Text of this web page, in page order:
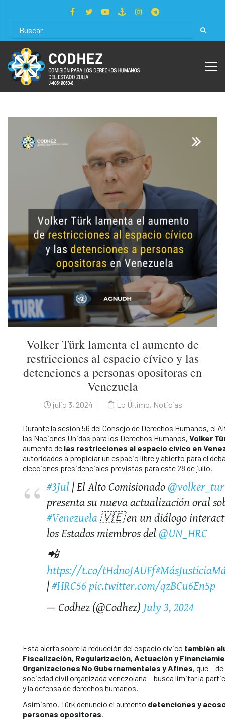
Volker Türk lamenta el aumento de
restricciones al espacio cívico y las
detenciones a personas opositoras en
Venezuela
julio 3, 2024 Lo Último, Noticias
Durante la sesión 56 del Consejo de Derechos Humanos, el
las Naciones Unidas para los Derechos Humanos, Volker
aumento de las restricciones al espacio cívico en
autoridades a propiciar un espacio libre y abierto para el
elecciones presidenciales previstas para este 28 de julio.
#3Jul | El Alto Comisionado
presenta su nueva actualización oral
#Venezuela🇻🇪 en un diálogo
los Estados miembros del @UN_HRC
📲
https://t.co/tHdnoJAUFf
|#HRC56pic.twitter.com/qzBCu6En5p
— Codhez (@Codhez) July 3, 2024
Esta alerta sobre la reducción del espacio cívico también
Fiscalización, Regularización, Actuación y
Organizaciones No Gubernamentales y Afines, que
sociedad civil organizada venezolana— busca limitar la
y la defensa de derechos humanos.
Asimismo, Türk denunció el aumento detenciones y
personas opositoras